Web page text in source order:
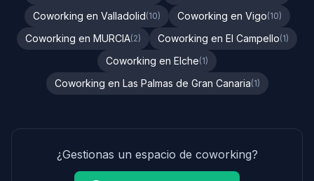
Coworking en Valladolid(10) Coworking en Vigo(10)
Coworking en MURCIA(2) Coworking en El Campello(1)
Coworking en Elche(1)
Coworking en Las Palmas de Gran Canaria(1)
¿Gestionas un espacio de coworking?